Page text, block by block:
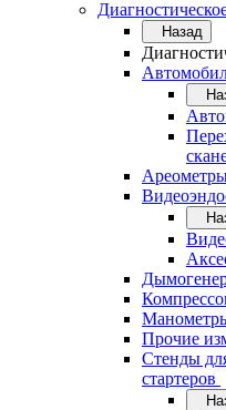
Назад
Прочие
Стенды
стартеров